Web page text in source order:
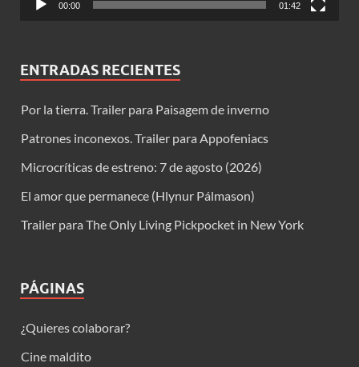
00:00 01:42
ENTRADAS RECIENTES
Por la tierra. Trailer para Paisagem de inverno
Patrones inconexos. Trailer para Appofeniacs
Microcríticas de estreno: 7 de agosto (2026)
El amor que permanece (Hlynur Pálmason)
Trailer para The Only Living Pickpocket in New York
PÁGINAS
¿Quieres colaborar?
Cine maldito